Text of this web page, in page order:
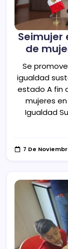
Seimujer
de
Se
igualdad
estado A fin
mujeres
Igualdad
7 De